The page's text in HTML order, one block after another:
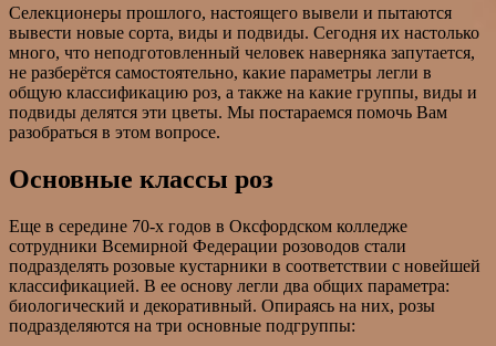
Селекционеры прошлого, настоящего вывели и пытаются
вывести новые сорта, виды и подвиды. Сегодня их настолько
много, что неподготовленный человек наверняка запутается,
не разберётся самостоятельно, какие параметры легли в
общую классификацию роз, а также на какие группы, виды и
подвиды делятся эти цветы. Мы постараемся помочь Вам
разобраться в этом вопросе.
Основные классы роз
Еще в середине 70-х годов в Оксфордском колледже
сотрудники Всемирной Федерации розоводов стали
подразделять розовые кустарники в соответствии с новейшей
классификацией. В ее основу легли два общих параметра:
биологический и декоративный. Опираясь на них, розы
подразделяются на три основные подгруппы: